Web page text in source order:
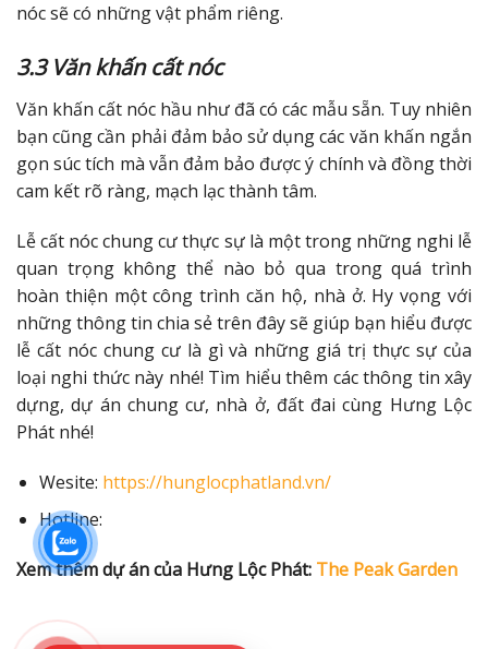
nóc sẽ có những vật phẩm riêng.
3.3 Văn khấn cất nóc
Văn khấn cất nóc hầu như đã có các mẫu sẵn. Tuy nhiên
bạn cũng cần phải đảm bảo sử dụng các văn khấn ngắn
gọn súc tích mà vẫn đảm bảo được ý chính và đồng thời
cam kết rõ ràng, mạch lạc thành tâm.
Lễ cất nóc chung cư thực sự là một trong những nghi lễ
quan trọng không thể nào bỏ qua trong quá trình
hoàn thiện một công trình căn hộ, nhà ở. Hy vọng với
những thông tin chia sẻ trên đây sẽ giúp bạn hiểu được
lễ cất nóc chung cư là gì và những giá trị thực sự của
loại nghi thức này nhé! Tìm hiểu thêm các thông tin xây
dựng, dự án chung cư, nhà ở, đất đai cùng Hưng Lộc
Phát nhé!
Wesite: https://hunglocphatland.vn/
Hotline:
Xem thêm dự án của Hưng Lộc Phát: The Peak Garden